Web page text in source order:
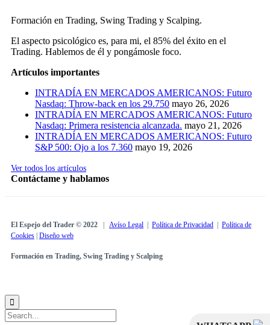
Formación en Trading, Swing Trading y Scalping.
El aspecto psicológico es, para mi, el 85% del éxito en el
Trading. Hablemos de él y pongámosle foco.
Artículos importantes
INTRADÍA EN MERCADOS AMERICANOS: Futuro
Nasdaq: Throw-back en los 29.750 mayo 26, 2026
INTRADÍA EN MERCADOS AMERICANOS: Futuro
Nasdaq: Primera resistencia alcanzada. mayo 21, 2026
INTRADÍA EN MERCADOS AMERICANOS: Futuro
S&P 500: Ojo a los 7.360 mayo 19, 2026
Ver todos los artículos
Contáctame y hablamos
El Espejo del Trader © 2022 Avíso Legal Política de Privacidad
Política de
Cookies Diseño web
Formación en Trading, Swing Trading y Scalping
